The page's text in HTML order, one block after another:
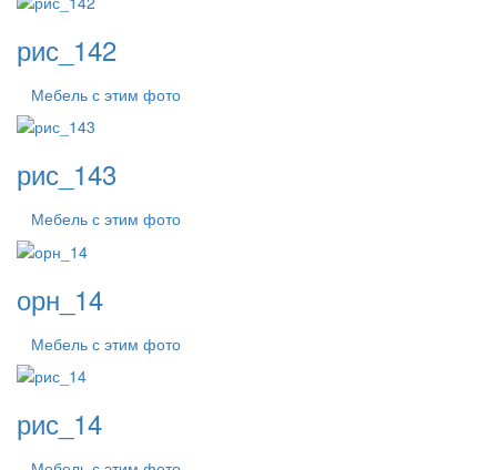
рис_142
Мебель с этим фото
рис_143
Мебель с этим фото
орн_14
Мебель с этим фото
рис_14